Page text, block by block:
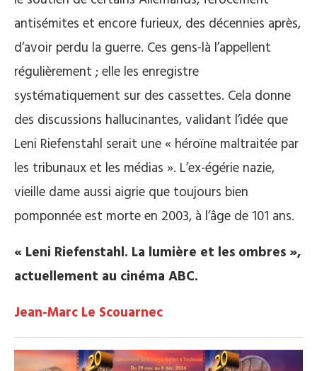
antisémites et encore furieux, des décennies après,
d’avoir perdu la guerre. Ces gens-là l’appellent
régulièrement ; elle les enregistre
systématiquement sur des cassettes. Cela donne
des discussions hallucinantes, validant l’idée que
Leni Riefenstahl serait une « héroïne maltraitée par
les tribunaux et les médias ». L’ex-égérie nazie,
vieille dame aussi aigrie que toujours bien
pomponnée est morte en 2003, à l’âge de 101 ans.
« Leni Riefenstahl. La lumière et les ombres »,
actuellement au cinéma ABC.
Jean-Marc Le Scouarnec